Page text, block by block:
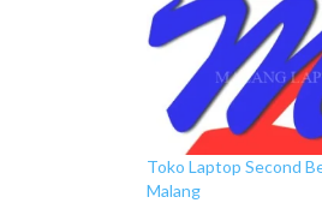
Toko Laptop Second
Malang